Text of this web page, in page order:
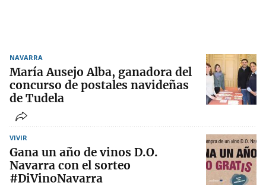
NAVARRA
María Ausejo Alba, ganadora del
concurso de postales navideñas
de Tudela
VIVIR
Gana un año de vinos D.O.
Navarra con el sorteo
#DiVinoNavarra